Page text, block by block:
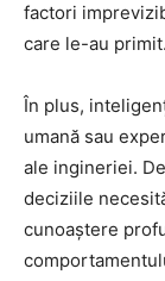
factori
care le-au primit.
În plus,
umană sau
ale ingineriei.
deciziile
cunoaștere